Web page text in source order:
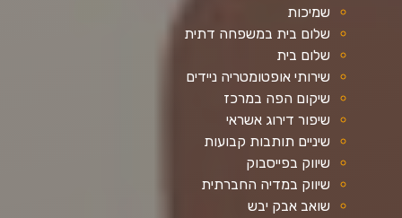
שמיכות
שלום בית במשפחה דתית
שלום בית
שירותי אופטומטריה ניידים
שיקום הפה במרכז
שיפור דירוג אשראי
שיניים תותבות קבועות
שיווק בפייסבוק
שיווק במדיה החברתית
שואב אבק יבש